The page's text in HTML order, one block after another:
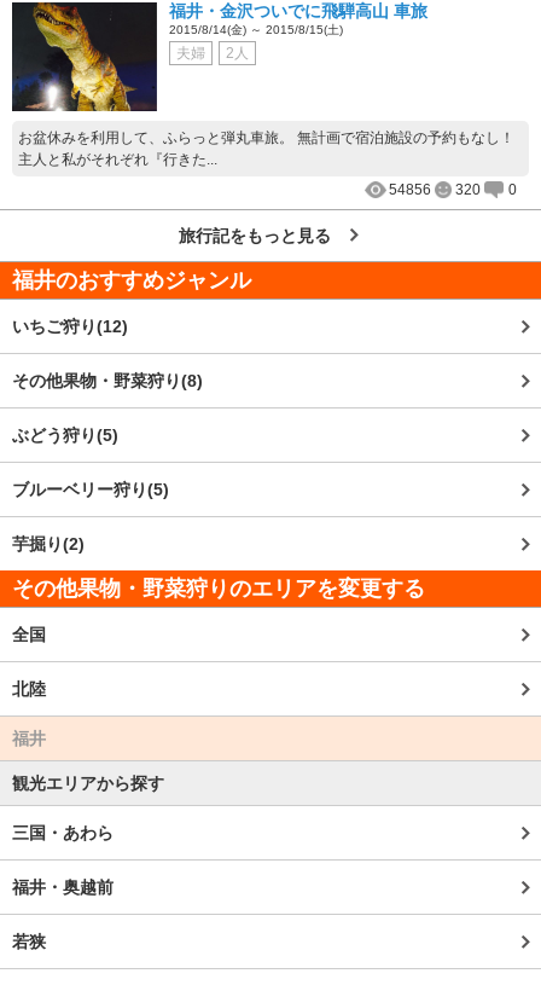
福井・金沢ついでに飛騨高山 車旅
2015/8/14(金) ～ 2015/8/15(土)
夫婦 2人
お盆休みを利用して、ふらっと弾丸車旅。 無計画で宿泊施設の予約もなし！
主人と私がそれぞれ『行きた...
54856
320 0
旅行記をもっと見る
福井のおすすめジャンル
いちご狩り(12)
その他果物・野菜狩り(8)
ぶどう狩り(5)
ブルーベリー狩り(5)
芋掘り(2)
その他果物・野菜狩りのエリアを変更する
全国
北陸
福井
観光エリアから探す
三国・あわら
福井・奥越前
若狭